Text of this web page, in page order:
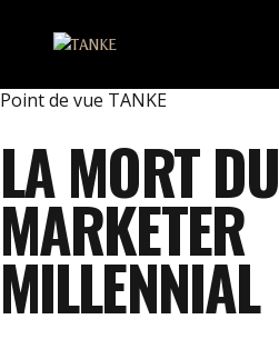
Point de vue TANKE
LA MORT DU
MARKETER
MILLENNIAL